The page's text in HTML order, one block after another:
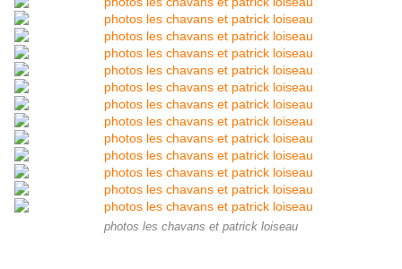
photos les chavans et patrick loiseau